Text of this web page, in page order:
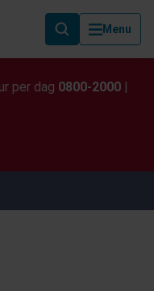
Menu
beschikbaar zijn,
per dag 0800-2000 |